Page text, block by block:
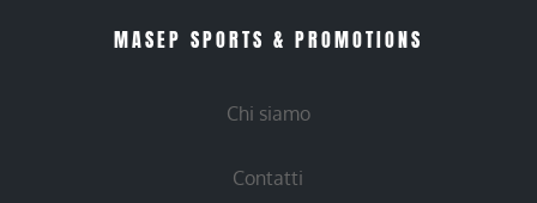
MASEP SPORTS & PROMOTIONS
Chi siamo
Contatti